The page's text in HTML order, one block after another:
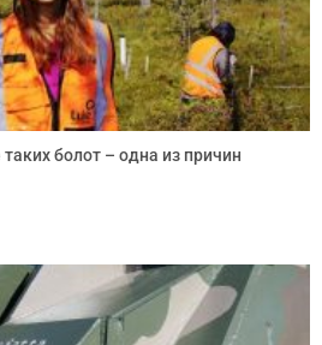
болот – одна из причин